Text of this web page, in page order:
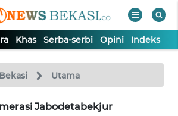
Khas Serba-serbi Opini Indeks
Utama
Jabodetabekjur